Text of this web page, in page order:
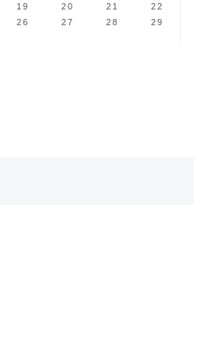
19 20 21
22
26 27 28
29